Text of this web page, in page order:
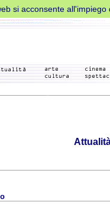
si acconsente